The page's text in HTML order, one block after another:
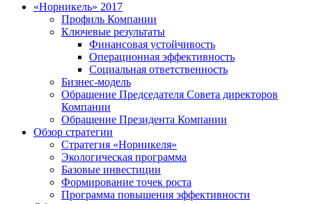
«Норникель» 2017
Профиль Компании
Ключевые результаты
Финансовая устойчивость
Операционная эффективность
Социальная ответственность
Бизнес-модель
Обращение Председателя Совета директоров
Компании
Обращение Президента Компании
Обзор стратегии
Стратегия «Норникеля»
Экологическая программа
Базовые инвестиции
Формирование точек роста
Программа повышения эффективности